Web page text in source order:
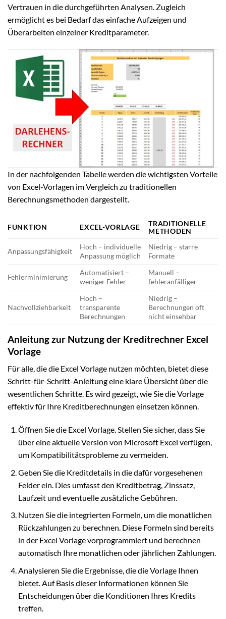
Vertrauen in die durchgeführten Analysen. Zugleich
ermöglicht es bei Bedarf das einfache Aufzeigen und
Überarbeiten einzelner Kreditparameter.
In der nachfolgenden Tabelle werden die wichtigsten Vorteile
von Excel-Vorlagen im Vergleich zu traditionellen
Berechnungsmethoden dargestellt.
FUNKTION EXCEL-VORLAGE
TRADITIONELLE
METHODEN
Anpassungsfähigkeit
Hoch – individuelle
Anpassung möglich
Niedrig – starre
Formate
Fehlerminimierung
Automatisiert –
weniger Fehler
Manuell –
fehleranfälliger
Nachvollziehbarkeit
Hoch –
transparente
Berechnungen
Niedrig –
Berechnungen oft
nicht einsehbar
Anleitung zur Nutzung der Kreditrechner Excel
Vorlage
Für alle, die die Excel Vorlage nutzen möchten, bietet diese
Schritt-für-Schritt-Anleitung eine klare Übersicht über die
wesentlichen Schritte. Es wird gezeigt, wie Sie die Vorlage
effektiv für Ihre Kreditberechnungen einsetzen können.
Öffnen Sie die Excel Vorlage. Stellen Sie sicher, dass Sie
über eine aktuelle Version von Microsoft Excel verfügen,
um Kompatibilitätsprobleme zu vermeiden.
Geben Sie die Kreditdetails in die dafür vorgesehenen
Felder ein. Dies umfasst den Kreditbetrag, Zinssatz,
Laufzeit und eventuelle zusätzliche Gebühren.
Nutzen Sie die integrierten Formeln, um die monatlichen
Rückzahlungen zu berechnen. Diese Formeln sind bereits
in der Excel Vorlage vorprogrammiert und berechnen
automatisch Ihre monatlichen oder jährlichen Zahlungen.
Analysieren Sie die Ergebnisse, die die Vorlage Ihnen
bietet. Auf Basis dieser Informationen können Sie
Entscheidungen über die Konditionen Ihres Kredits
treffen.